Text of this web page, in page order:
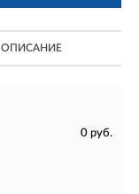
ОПИСАНИЕ
0 руб.